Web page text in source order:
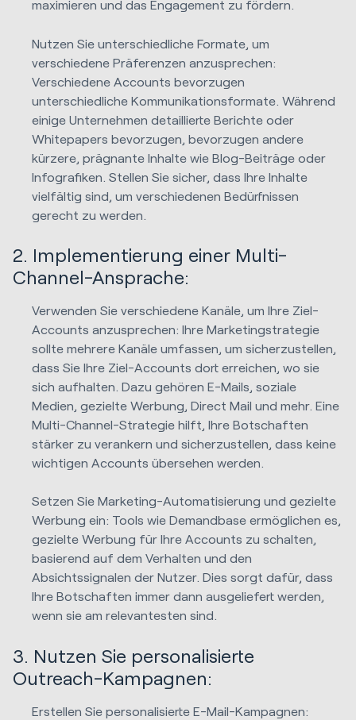
maximieren und das Engagement zu fördern.
Nutzen Sie unterschiedliche Formate, um
verschiedene Präferenzen anzusprechen:
Verschiedene Accounts bevorzugen
unterschiedliche Kommunikationsformate. Während
einige Unternehmen detaillierte Berichte oder
Whitepapers bevorzugen, bevorzugen andere
kürzere, prägnante Inhalte wie Blog-Beiträge oder
Infografiken. Stellen Sie sicher, dass Ihre Inhalte
vielfältig sind, um verschiedenen Bedürfnissen
gerecht zu werden.
2. Implementierung einer Multi-
Channel-Ansprache:
Verwenden Sie verschiedene Kanäle, um Ihre Ziel-
Accounts anzusprechen: Ihre Marketingstrategie
sollte mehrere Kanäle umfassen, um sicherzustellen,
dass Sie Ihre Ziel-Accounts dort erreichen, wo sie
sich aufhalten. Dazu gehören E-Mails, soziale
Medien, gezielte Werbung, Direct Mail und mehr. Eine
Multi-Channel-Strategie hilft, Ihre Botschaften
stärker zu verankern und sicherzustellen, dass keine
wichtigen Accounts übersehen werden.
Setzen Sie Marketing-Automatisierung und gezielte
Werbung ein: Tools wie Demandbase ermöglichen es,
gezielte Werbung für Ihre Accounts zu schalten,
basierend auf dem Verhalten und den
Absichtssignalen der Nutzer. Dies sorgt dafür, dass
Ihre Botschaften immer dann ausgeliefert werden,
wenn sie am relevantesten sind.
3. Nutzen Sie personalisierte
Outreach-Kampagnen:
Erstellen Sie personalisierte E-Mail-Kampagnen: